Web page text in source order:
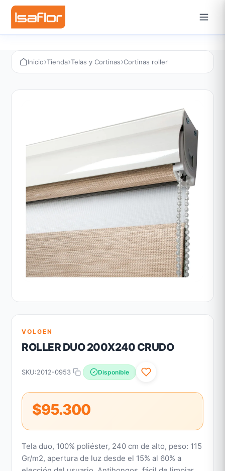
Inicio›Tienda›Telas y Cortinas›Cortinas roller
VOLGEN
ROLLER DUO 200X240 CRUDO
SKU:2012-0953 Disponible
$95.300
Tela duo, 100% poliéster, 240 cm de alto, peso: 115
Gr/m2, apertura de luz desde el 15% al 60% a